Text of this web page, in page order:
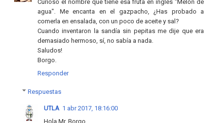
Curioso el nombre que tiene esa fruta en inglés "Melón de
agua". Me encanta en el gazpacho, ¿Has probado a
comerla en ensalada, con un poco de aceite y sal?
Cuando inventaron la sandía sin pepitas me dije que era
demasiado hermoso, sí, no sabía a nada.
Saludos!
Borgo.
Responder
Respuestas
UTLA 1 abr 2017, 18:16:00
Hola Mr. Borgo.